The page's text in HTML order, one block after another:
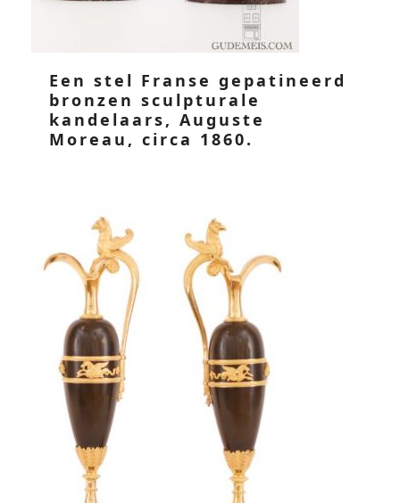
Een stel Franse gepatineerd
bronzen sculpturale
kandelaars, Auguste
Moreau, circa 1860.